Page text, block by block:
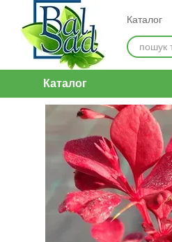
Перейти до основного контенту
Каталог
Каталог